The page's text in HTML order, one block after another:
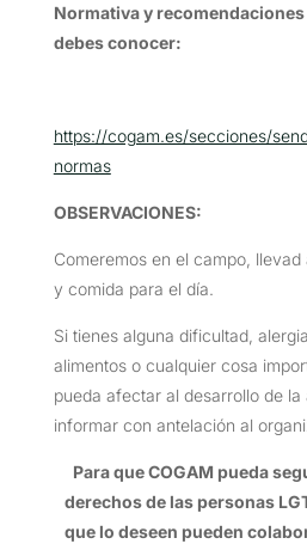
Normativa y
debes conocer:
https://cogam.es/secciones/
normas
OBSERVACIONES:
Comeremos en el campo,
y comida para el día.
Si tienes alguna dificultad,
alimentos o cualquier cosa
pueda afectar al desarrollo de
informar con antelación al
Para que COGAM pueda
derechos de las personas
que lo deseen pueden